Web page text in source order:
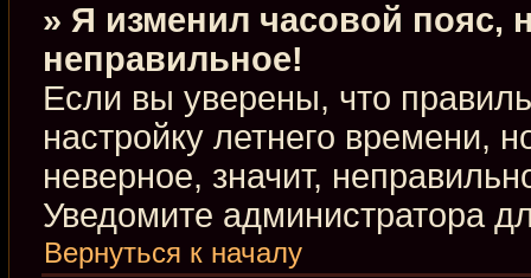
» Я изменил часовой пояс,
неправильное!
Если вы уверены, что
настройку летнего времени,
неверное, значит,
Уведомите администратора
Вернуться к началу